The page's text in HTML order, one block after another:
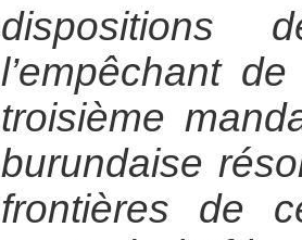
dispositions
l’empêchant
troisième
burundaise
frontières de